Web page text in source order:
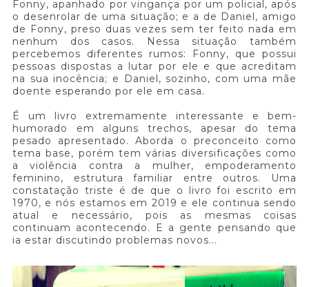
Fonny, apanhado por vingança por um policial, após
o desenrolar de uma situação; e a de Daniel, amigo
de Fonny, preso duas vezes sem ter feito nada em
nenhum dos casos. Nessa situação também
percebemos diferentes rumos: Fonny, que possui
pessoas dispostas a lutar por ele e que acreditam
na sua inocência; e Daniel, sozinho, com uma mãe
doente esperando por ele em casa.
É um livro extremamente interessante e bem-
humorado em alguns trechos, apesar do tema
pesado apresentado. Aborda o preconceito como
tema base, porém tem várias diversificações como
a violência contra a mulher, empoderamento
feminino, estrutura familiar entre outros. Uma
constatação triste é de que o livro foi escrito em
1970, e nós estamos em 2019 e ele continua sendo
atual e necessário, pois as mesmas coisas
continuam acontecendo. E a gente pensando que
ia estar discutindo problemas novos...